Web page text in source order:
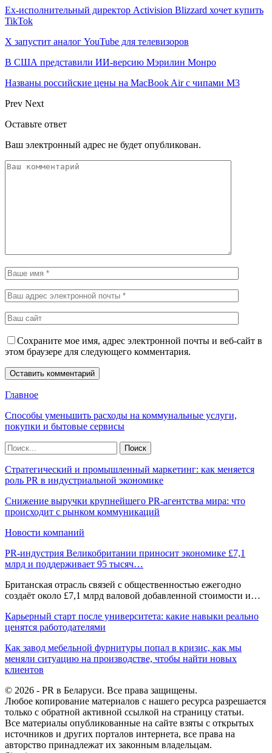
Ex-исполнительный директор Activision Blizzard хочет купить
TikTok
X запустит аналог YouTube для телевизоров
В США представили ИИ-версию Мэрилин Монро
Названы российские цены на MacBook Air с чипами M3
Prev Next
Оставьте ответ
Ваш электронный адрес не будет опубликован.
Сохраните мое имя, адрес электронной почты и веб-сайт в
этом браузере для следующего комментария.
Главное
Способы уменьшить расходы на коммунальные услуги,
покупки и бытовые сервисы
Стратегический и промышленный маркетинг: как меняется
роль PR в индустриальной экономике
Снижение выручки крупнейшего PR-агентства мира: что
происходит с рынком коммуникаций
Новости компаний
PR-индустрия Великобритании приносит экономике £7,1
млрд и поддерживает 95 тысяч…
Британская отрасль связей с общественностью ежегодно
создаёт около £7,1 млрд валовой добавленной стоимости и…
Карьерный старт после университета: какие навыки реально
ценятся работодателями
Как завод мебельной фурнитуры попал в кризис, как мы
меняли ситуацию на производстве, чтобы найти новых
клиентов
© 2026 - PR в Беларуси. Все права защищены.
Любое копирование материалов с нашего ресурса разрешается
только с обратной активной ссылкой на страницу статьи.
Все материалы опубликованные на сайте взяты с открытых
источников и других порталов интернета, все права на
авторство принадлежат их законным владельцам.